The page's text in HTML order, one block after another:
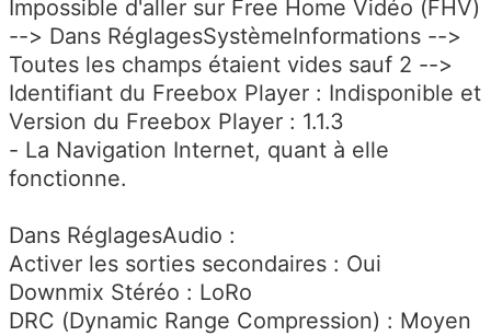
Impossible d'aller sur Free Home Vidéo (FHV)
--> Dans RéglagesSystèmeInformations -->
Toutes les champs étaient vides sauf 2 -->
Identifiant du Freebox Player : Indisponible et
Version du Freebox Player : 1.1.3
- La Navigation Internet, quant à elle
fonctionne.
Dans RéglagesAudio :
Activer les sorties secondaires : Oui
Downmix Stéréo : LoRo
DRC (Dynamic Range Compression) : Moyen